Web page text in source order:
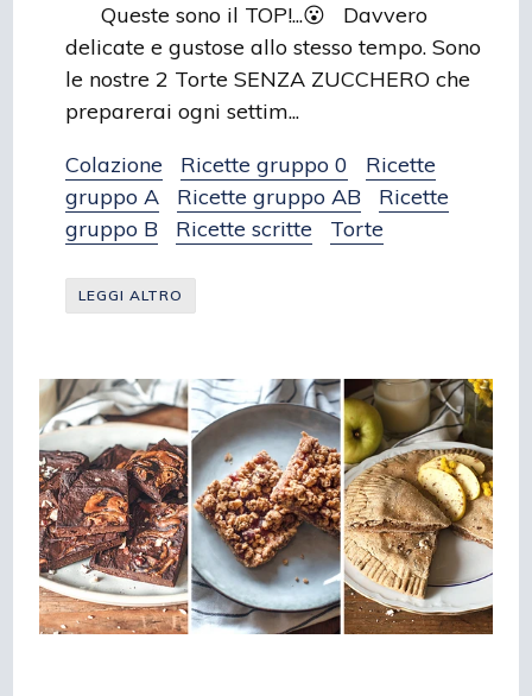
Queste sono il TOP!...😮 Davvero
delicate e gustose allo stesso tempo. Sono
le nostre 2 Torte SENZA ZUCCHERO che
preparerai ogni settim...
Colazione
Ricette gruppo 0
Ricette
gruppo A
Ricette gruppo AB
Ricette
gruppo B
Ricette scritte Torte
LEGGI ALTRO